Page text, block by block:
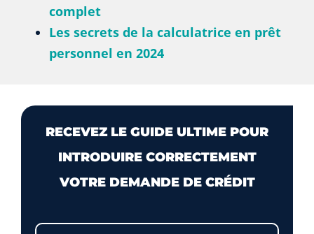
complet
Les secrets de la calculatrice en prêt
personnel en 2024
RECEVEZ LE GUIDE ULTIME POUR
INTRODUIRE CORRECTEMENT
VOTRE DEMANDE DE CRÉDIT